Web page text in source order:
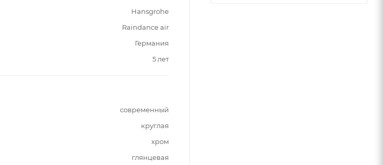
Hansgrohe
Raindance air
Германия
5 лет
современный
круглая
хром
глянцевая